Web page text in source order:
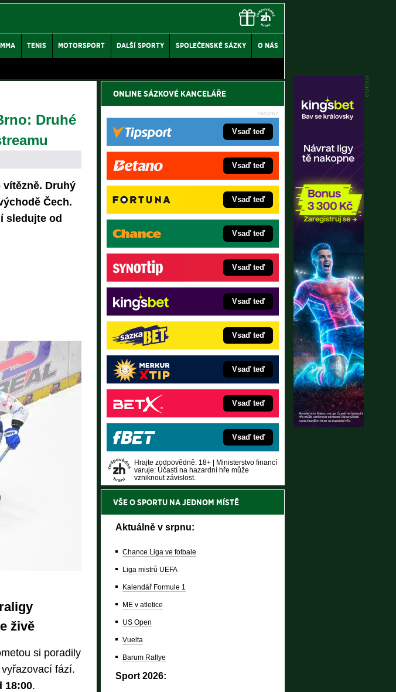
MMA TENIS MOTORSPORT DALŠÍ SPORTY SPOLEČENSKÉ SÁZKY O NÁS
Druhé
Druhý
Čech.
sledujte od
živě
si poradily
fází.
18:00.
ONLINE SÁZKOVÉ KANCELÁŘE
Vsaď teď
Vsaď teď
Vsaď teď
Vsaď teď
Vsaď teď
Vsaď teď
Vsaď teď
Vsaď teď
Vsaď teď
Vsaď teď
Hrajte zodpovědně. 18+ | Ministerstvo financí
varuje: Účastí na hazardní hře může
vzniknout závislost.
VŠE O SPORTU NA JEDNOM MÍSTĚ
Aktuálně v srpnu:
Chance Liga ve fotbale
Liga mistrů UEFA
Kalendář Formule 1
ME v atletice
US Open
Vuelta
Barum Rallye
Sport 2026: